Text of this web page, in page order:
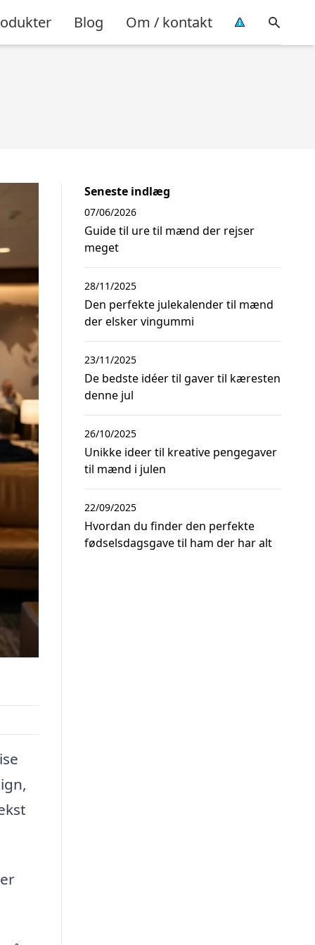
Blog Om / kontakt
Seneste indlæg
Guide til ure til mænd der rejser
meget
07/06/2026
Den perfekte julekalender til mænd
der elsker vingummi
28/11/2025
De bedste idéer til gaver til kæresten
denne jul
23/11/2025
Unikke ideer til kreative pengegaver
til mænd i julen
26/10/2025
Hvordan du finder den perfekte
fødselsdagsgave til ham der har alt
22/09/2025